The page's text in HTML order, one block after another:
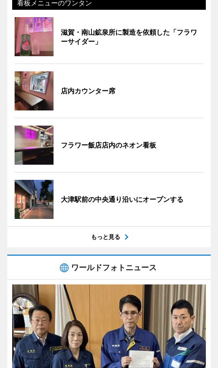
看板メニューのワンタン
滋賀・南山鉱泉所に製造を依頼した「フラワ
ーサイダー」
店内カウンター席
フラワー飯店店内のネオン看板
大津駅前の中央通り沿いにオープンする
もっと見る
ワールドフォトニュース